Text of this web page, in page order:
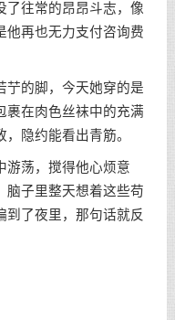
往常的昂昂斗志，像
他再也无力支付咨询费
的脚，今天她穿的是
裹在肉色丝袜中的充满
隐约能看出青筋。
荡，搅得他心烦意
脑子里整天想着这些苟
到了夜里，那句话就反